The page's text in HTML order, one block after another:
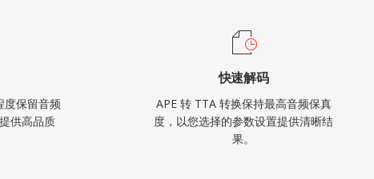
度保留音频
供高品质
快速解码
APE 转 TTA 转换保持最高音频保真
度，以您选择的参数设置提供清晰结
果。